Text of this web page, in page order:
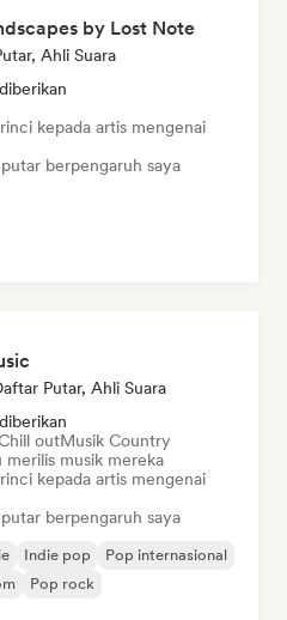
by Lost Note
Ahli Suara
kepada artis mengenai
berpengaruh saya
Putar, Ahli Suara
outMusik Country
merilis musik mereka
kepada artis mengenai
berpengaruh saya
Indie pop
Pop internasional
Pop rock